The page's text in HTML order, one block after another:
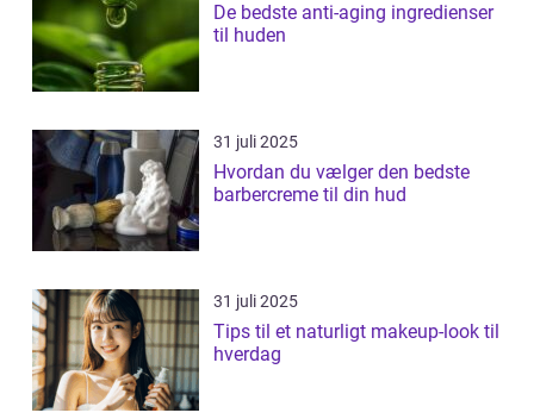
De bedste anti-aging ingredienser
til huden
31 juli 2025
Hvordan du vælger den bedste
barbercreme til din hud
31 juli 2025
Tips til et naturligt makeup-look til
hverdag